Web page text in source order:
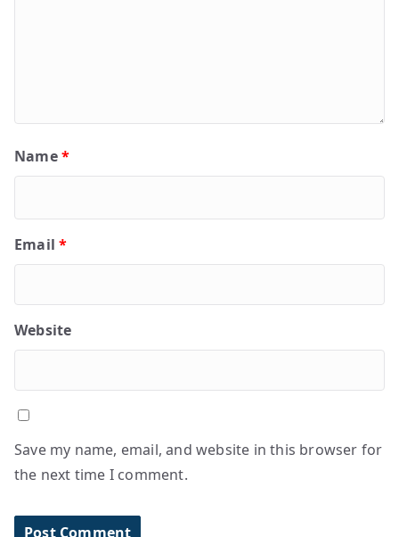
Name*
Email*
Website
Save my name, email, and website in this browser for
the next time I comment.